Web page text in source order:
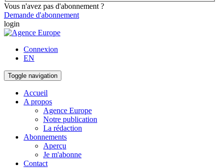
Vous n'avez pas d'abonnement ?
Demande d'abonnement
login
Connexion
EN
Toggle navigation
Accueil
A propos
Agence Europe
Notre publication
La rédaction
Abonnements
Aperçu
Je m'abonne
Contact